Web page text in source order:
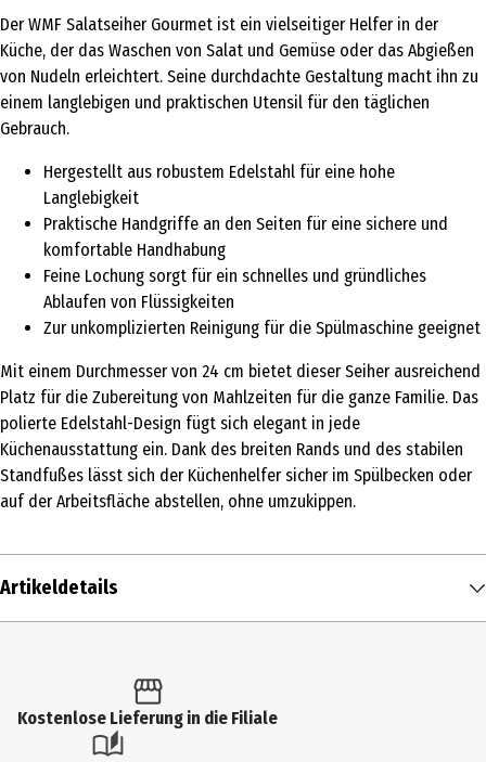
Der WMF Salatseiher Gourmet ist ein vielseitiger Helfer in der
Küche, der das Waschen von Salat und Gemüse oder das Abgießen
von Nudeln erleichtert. Seine durchdachte Gestaltung macht ihn zu
einem langlebigen und praktischen Utensil für den täglichen
Gebrauch.
Hergestellt aus robustem Edelstahl für eine hohe
Langlebigkeit
Praktische Handgriffe an den Seiten für eine sichere und
komfortable Handhabung
Feine Lochung sorgt für ein schnelles und gründliches
Ablaufen von Flüssigkeiten
Zur unkomplizierten Reinigung für die Spülmaschine geeignet
Mit einem Durchmesser von 24 cm bietet dieser Seiher ausreichend
Platz für die Zubereitung von Mahlzeiten für die ganze Familie. Das
polierte Edelstahl-Design fügt sich elegant in jede
Küchenausstattung ein. Dank des breiten Rands und des stabilen
Standfußes lässt sich der Küchenhelfer sicher im Spülbecken oder
auf der Arbeitsfläche abstellen, ohne umzukippen.
Artikeldetails
Produkttyp
Kostenlose Lieferung in die Filiale